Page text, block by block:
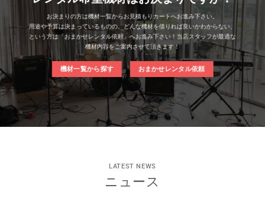
お決まりの方は機材一覧からお見積もりカートへお進み下さい。
用途や予算は決まっているものの、どんな機材を借りれば良いかわからない、
という方は「おまかせレンタル依頼」へお進み下さい！当店スタッフが最適な
機材内容をご案内させて頂きます！
機材一覧から探す おまかせレンタル依頼
LATEST NEWS
ニュース